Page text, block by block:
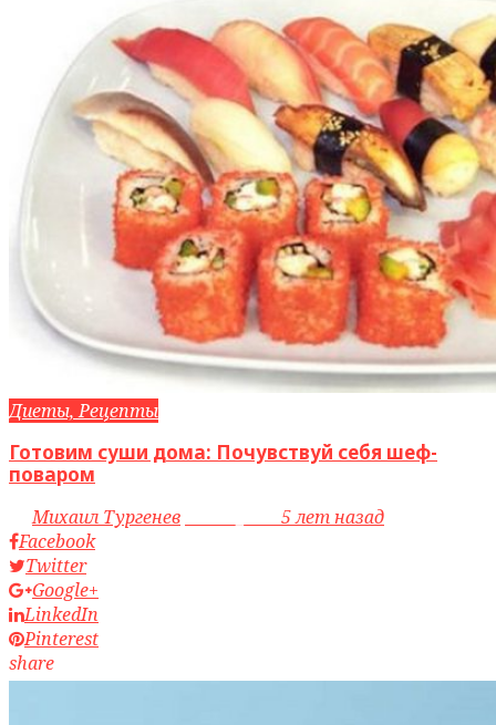
Диеты, Рецепты
Готовим суши дома: Почувствуй себя шеф-
поваром
byМихаил Тургенев
5 лет назад
Facebook
Twitter
Google+
LinkedIn
Pinterest
share